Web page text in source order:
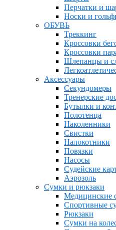
Перчатки и
Носки и
ОБУВЬ
Треккинг
Кроссовки
Кроссовки
Шлепанцы и
Аксессуары
Секундомеры
Тренерские
Бутылки и
Полотенца
Наколенники
Свистки
Налокотники
Повязки
Насосы
Судейские
Аэрозоль
Сумки и рюкзаки
Медицинские
Спортивные
Рюкзаки
Сумки на